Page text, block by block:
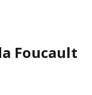
Foucault